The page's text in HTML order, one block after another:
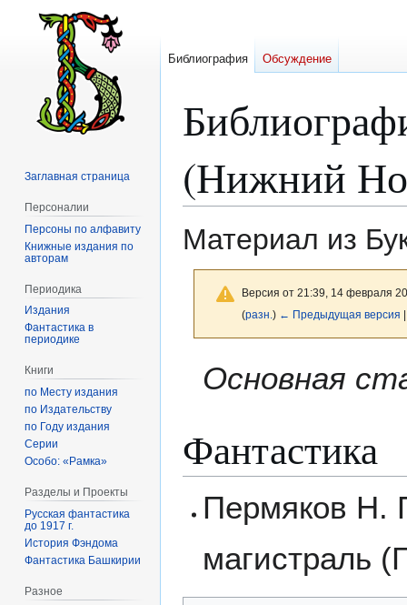
(Нижний
Материал из
Версия от 21:39, 14 февраля
(разн. ) ← Предыдущая версия
Основная
Фантастика
Пермяков Н.
магистраль
Библиография Обсуждение
Заглавная страница
Персоналии
Персоны по алфавиту
Книжные издания по
авторам
Периодика
Издания
Фантастика в
периодике
Книги
по Месту издания
по Издательству
по Году издания
Серии
Особо: «Рамка»
Разделы и Проекты
Русская фантастика
до 1917 г.
История Фэндома
Фантастика Башкирии
Разное